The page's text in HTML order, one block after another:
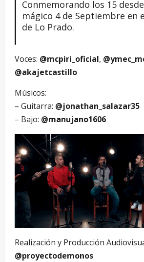
Conmemorando los 15
mágico 4 de Septiembre en
de Lo Prado.
Voces: @mcpiri_oficial,
@akajetcastillo
Músicos:
– Guitarra: @jonathan_salazar35
– Bajo: @manujano1606
Realización y Producción
@proyectodemonos